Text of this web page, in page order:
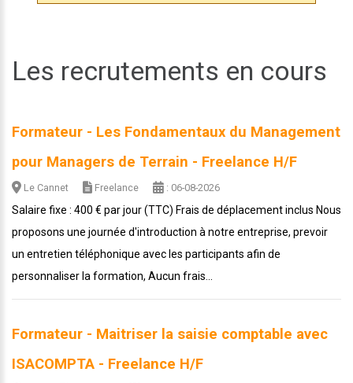
Les recrutements en cours
Formateur - Les Fondamentaux du Management
pour Managers de Terrain - Freelance H/F
Le Cannet Freelance : 06-08-2026
Salaire fixe : 400 € par jour (TTC) Frais de déplacement inclus Nous
proposons une journée d'introduction à notre entreprise, prevoir
un entretien téléphonique avec les participants afin de
personnaliser la formation, Aucun frais...
Formateur - Maitriser la saisie comptable avec
ISACOMPTA - Freelance H/F